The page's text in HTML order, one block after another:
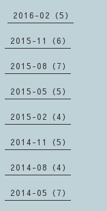
2016-02（5）
2015-11（6）
2015-08（7）
2015-05（5）
2015-02（4）
2014-11（5）
2014-08（4）
2014-05（7）